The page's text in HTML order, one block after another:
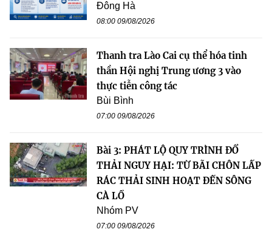
Đông Hà
08:00 09/08/2026
Thanh tra Lào Cai cụ thể hóa tinh
thần Hội nghị Trung ương 3 vào
thực tiễn công tác
Bùi Bình
07:00 09/08/2026
Bài 3: PHÁT LỘ QUY TRÌNH ĐỔ
THẢI NGUY HẠI: TỪ BÃI CHÔN LẤP
RÁC THẢI SINH HOẠT ĐẾN SÔNG
CÀ LỒ
Nhóm PV
07:00 09/08/2026